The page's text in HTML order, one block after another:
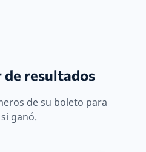
resultados
de su boleto para
ganó.